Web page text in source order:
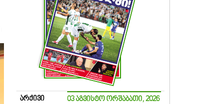
არქივი 03 აგვისტო ორშაბათი, 2026